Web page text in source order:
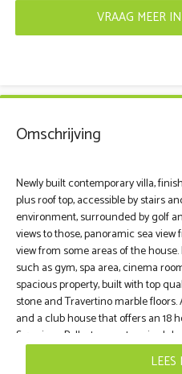
VRAAG MEER
Omschrijving
Newly built contemporary villa,
plus roof top, accessible by stairs
environment, surrounded by golf
views to those, panoramic sea
view from some areas of the
such as gym, spa area, cinema
spacious property, built with top
stone and Travertino marble
‌and a ‌club ‌house ‌that ‌offers an ‌18
Severiano ‌Ballesteros, ‌a ‌tennis club,
LEES